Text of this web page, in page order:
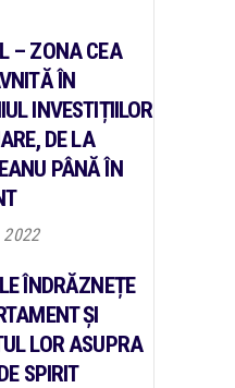
– ZONA CEA
ÎN
INVESTIȚIILOR
DE LA
PÂNĂ ÎN
ÎNDRĂZNEȚE
ȘI
LOR ASUPRA
SPIRIT